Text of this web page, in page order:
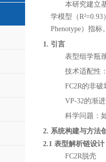
本研究建立
学模型（
Phenotype）指标
1. 引言
表型组学瓶
技术适配性
FC2R的非
VP-32的渐
科学问题：
2. 系统构建与方法
2.1 表型解析链设计
FC2R脱壳